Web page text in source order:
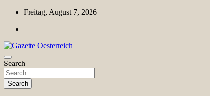
Skip
content
Freitag, August 7, 2026
Gazette Oesterreich
Magazin für Freizeit, Politik, Kultur & Wissenschaft
Search
Search